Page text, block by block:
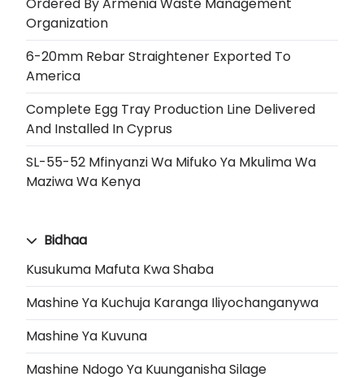
Organization
6-20mm Rebar Straightener Exported To
America
Complete Egg Tray Production Line Delivered
And Installed In Cyprus
SL-55-52 Mfinyanzi Wa Mifuko Ya Mkulima Wa
Maziwa Wa Kenya
Bidhaa
Kusukuma Mafuta Kwa Shaba
Mashine Ya Kuchuja Karanga Iliyochanganywa
Mashine Ya Kuvuna
Mashine Ndogo Ya Kuunganisha Silage